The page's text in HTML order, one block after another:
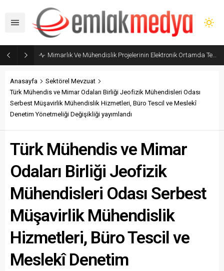
Mimarlık Ve Mühendislik Projelerinin Elektronik Ortamda Teslimi Ve Yönetilmesi Hakkında Yönetmelik yayımlandı
Anasayfa
Sektörel Mevzuat
Türk Mühendis ve Mimar Odaları Birliği Jeofizik Mühendisleri Odası
Serbest Müşavirlik Mühendislik Hizmetleri, Büro Tescil ve Meslekî
Denetim Yönetmeliği Değişikliği yayımlandı
Türk Mühendis ve Mimar
Odaları Birliği Jeofizik
Mühendisleri Odası Serbest
Müşavirlik Mühendislik
Hizmetleri, Büro Tescil ve
Meslekî Denetim